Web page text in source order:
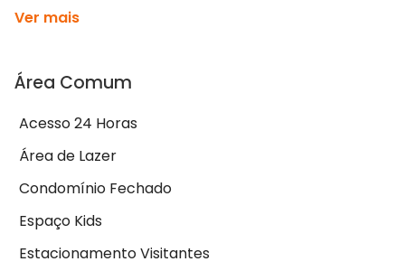
Ver mais
Área Comum
Acesso 24 Horas
Área de Lazer
Condomínio Fechado
Espaço Kids
Estacionamento Visitantes